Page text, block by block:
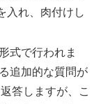
入れ、肉付けし
式で行われま
追加的な質問が
答しますが、こ